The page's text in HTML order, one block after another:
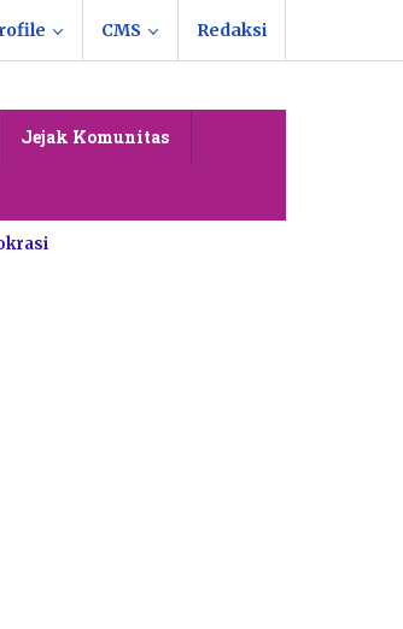
CMS Redaksi
Jejak Komunitas